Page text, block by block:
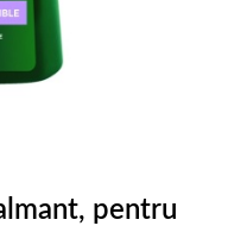
pentru